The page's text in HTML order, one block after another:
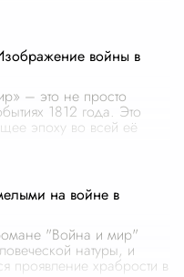
войны в
– это не просто
1812 года. Это
эпоху во всей её
на войне в
"Война и мир"
натуры, и
проявление храбрости в